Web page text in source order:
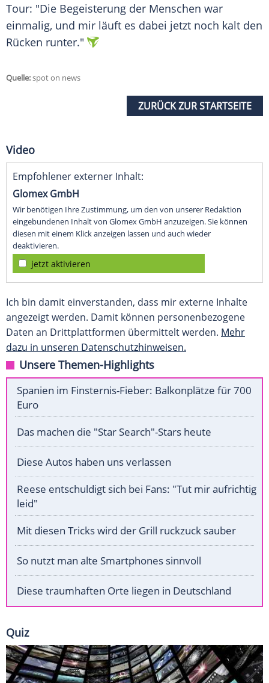
Tour: "Die Begeisterung der Menschen war
einmalig, und mir läuft es dabei jetzt noch kalt den
Rücken runter."
Quelle:spot on news
ZURÜCK ZUR STARTSEITE
Video
Empfohlener externer Inhalt:
Glomex GmbH
Wir benötigen Ihre Zustimmung, um den von unserer Redaktion
eingebundenen Inhalt von Glomex GmbH anzuzeigen. Sie können
diesen mit einem Klick anzeigen lassen und auch wieder
deaktivieren.
jetzt aktivieren
Ich bin damit einverstanden, dass mir externe Inhalte
angezeigt werden. Damit können personenbezogene
Daten an Drittplattformen übermittelt werden. Mehr
dazu in unseren Datenschutzhinweisen.
Unsere Themen-Highlights
Spanien im Finsternis-Fieber: Balkonplätze für 700
Euro
Das machen die "Star Search"-Stars heute
Diese Autos haben uns verlassen
Reese entschuldigt sich bei Fans: "Tut mir aufrichtig
leid"
Mit diesen Tricks wird der Grill ruckzuck sauber
So nutzt man alte Smartphones sinnvoll
Diese traumhaften Orte liegen in Deutschland
Quiz